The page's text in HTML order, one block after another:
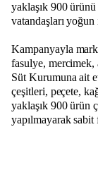
yaklaşık 900
vatandaşları
Kampanyayla
fasulye, mercimek,
Süt Kurumuna ait
çeşitleri, peçete,
yaklaşık 900 ürün
yapılmayarak